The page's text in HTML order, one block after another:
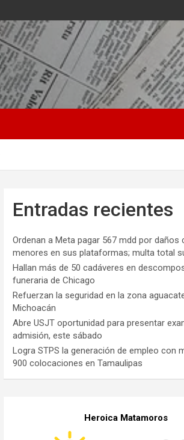
Entradas recientes
Ordenan a Meta pagar 567 mdd por daños
menores en sus plataformas; multa total
Hallan más de 50 cadáveres en
funeraria de Chicago
Refuerzan la seguridad en la zona
Michoacán
Abre USJT oportunidad para presentar
admisión, este sábado
Logra STPS la generación de empleo con
900 colocaciones en Tamaulipas
Heroica Matamoros